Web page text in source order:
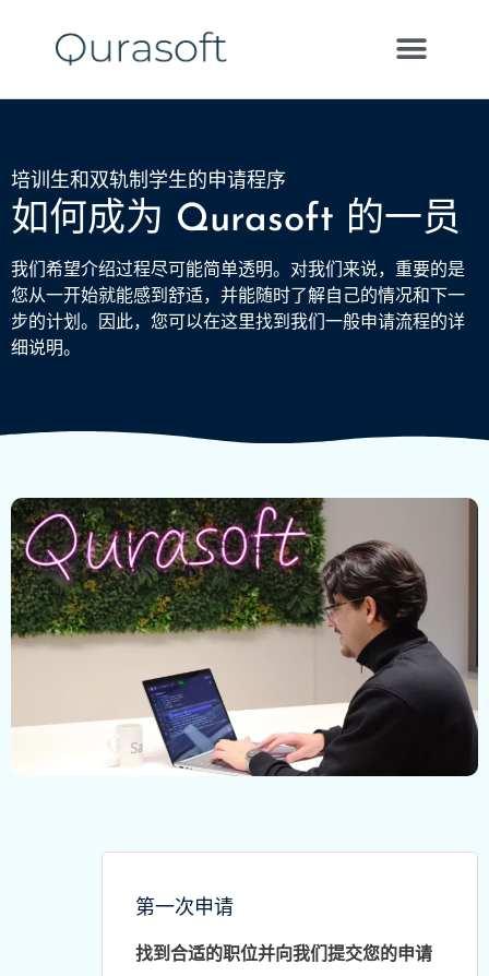
培训生和双轨制学生的申请程序
如何成为 Qurasoft 的一员
我们希望介绍过程尽可能简单透明。对我们来说，重要的是
您从一开始就能感到舒适，并能随时了解自己的情况和下一
步的计划。因此，您可以在这里找到我们一般申请流程的详
细说明。
第一次申请
找到合适的职位并向我们提交您的申请